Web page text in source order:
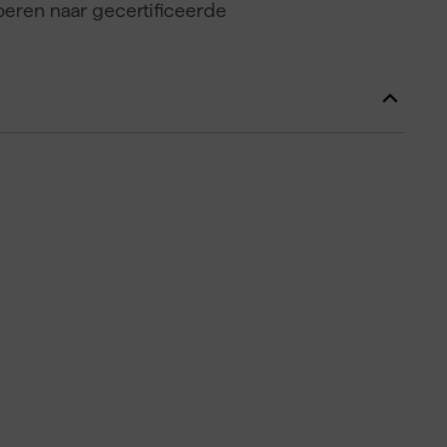
naar gecertificeerde